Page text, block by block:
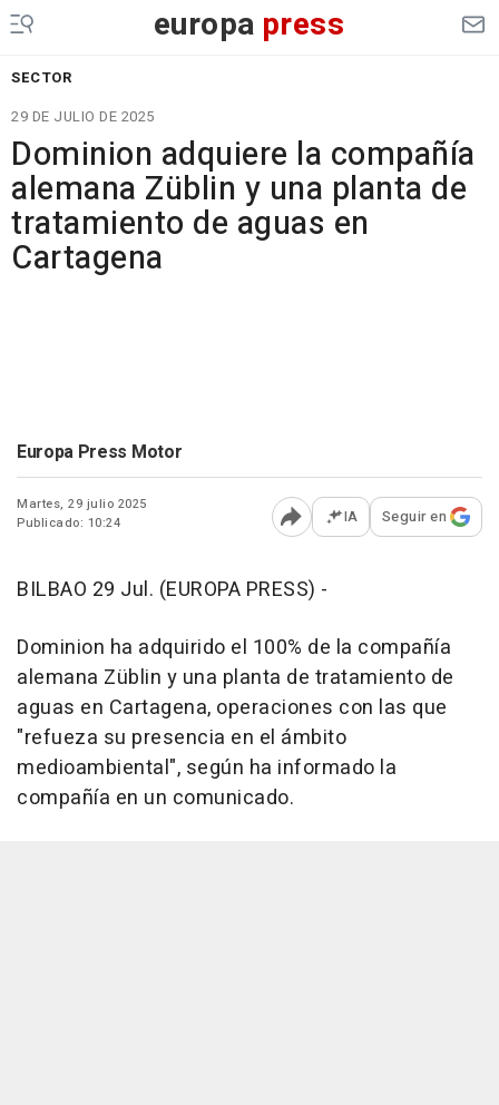
europa press
SECTOR
29 DE JULIO DE 2025
Dominion adquiere la compañía
alemana Züblin y una planta de
tratamiento de aguas en
Cartagena
Europa Press Motor
Martes, 29 julio 2025
Publicado: 10:24
Abrir opciones para
IA Seguir en
BILBAO 29 Jul. (EUROPA PRESS) -
Dominion ha adquirido el 100% de la compañía
alemana Züblin y una planta de tratamiento de
aguas en Cartagena, operaciones con las que
"refueza su presencia en el ámbito
medioambiental", según ha informado la
compañía en un comunicado.